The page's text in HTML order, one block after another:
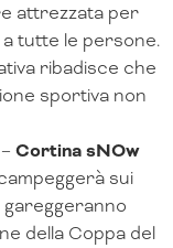
attrezzata per
tutte le persone.
ribadisce che
sportiva non
– Cortina sNOw
sui
della Coppa del